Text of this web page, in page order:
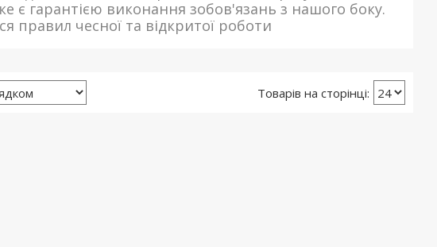
є гарантією виконання зобов'язань з нашого боку.
правил чесної та відкритої роботи